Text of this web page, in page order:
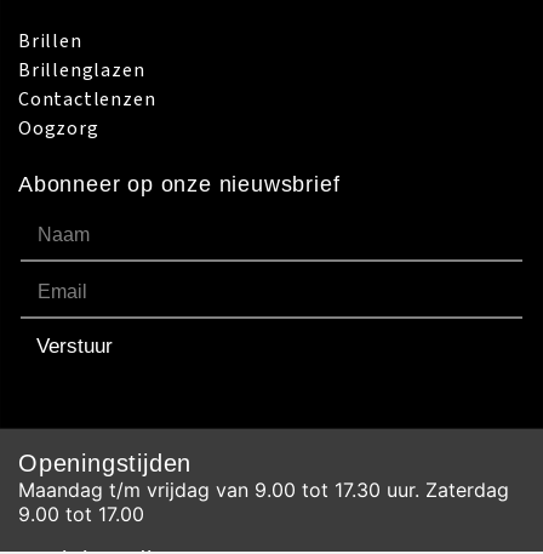
Abonneer op onze nieuwsbrief
Verstuur
Openingstijden
Maandag t/m vrijdag van 9.00 tot 17.30 uur. Zaterdag
9.00 tot 17.00
Facebook Instagram Youtube